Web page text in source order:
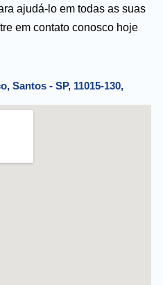
ajudá-lo em todas as suas
em contato conosco hoje
Santos - SP, 11015-130,